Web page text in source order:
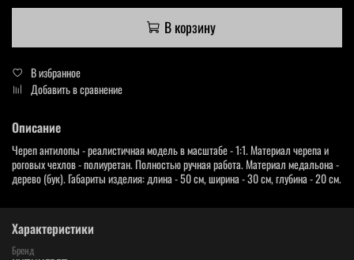
В корзину
В избранное
Добавить в сравнение
Описание
Череп антилопы - реалистичная модель в масштабе - 1:1. Материал черепа и
роговых чехлов - полиуретан. Полностью ручная работа. Материал медальона -
дерево (бук). Габариты изделия: длина - 50 см, ширина - 30 см, глубина - 20 см.
Характеристики
Бренд